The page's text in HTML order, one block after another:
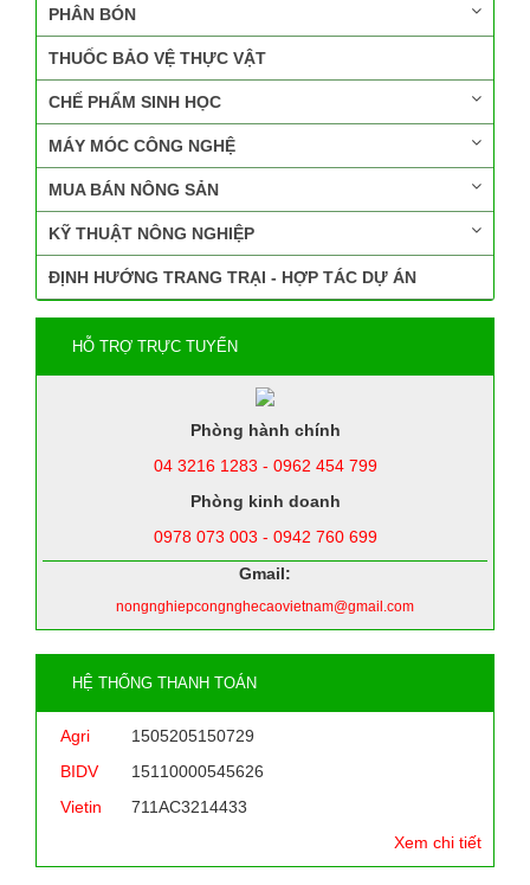
PHÂN BÓN
THUỐC BẢO VỆ THỰC VẬT
CHẾ PHẨM SINH HỌC
MÁY MÓC CÔNG NGHỆ
MUA BÁN NÔNG SẢN
KỸ THUẬT NÔNG NGHIỆP
ĐỊNH HƯỚNG TRANG TRẠI - HỢP TÁC DỰ ÁN
HỖ TRỢ TRỰC TUYẾN
Phòng hành chính
04 3216 1283 - 0962 454 799
Phòng kinh doanh
0978 073 003 - 0942 760 699
Gmail:
nongnghiepcongnghecaovietnam@gmail.com
HỆ THỐNG THANH TOÁN
Agri
1505205150729
BIDV
15110000545626
Vietin
711AC3214433
Xem chi tiết